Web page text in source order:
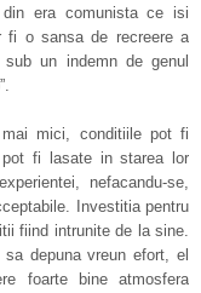
era comunista ce isi
fi o sansa de recreere a
un indemn de genul
mici, conditiile pot fi
pot fi lasate in starea lor
nefacandu-se,
Investitia pentru
fiind intrunite de la sine.
depuna vreun efort, el
foarte bine atmosfera